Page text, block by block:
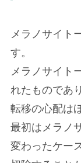
メラノサイト
す。
メラノサイト
れたものであ
転移の心配は
最初はメラノ
変わったケー